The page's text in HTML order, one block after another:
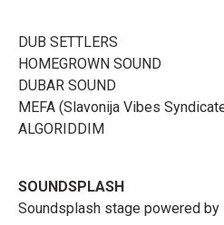
DUB SETTLERS
HOMEGROWN SOUND
DUBAR SOUND
MEFA (Slavonija Vibes
ALGORIDDIM
SOUNDSPLASH
Soundsplash stage powered by